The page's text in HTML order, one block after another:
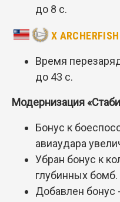
до 8 с.
X ARCHERFISH
Время
до 43 с.
Модернизация
Бонус к
авиаудара
Убран бонус к
глубинных бомб.
Добавлен бонус